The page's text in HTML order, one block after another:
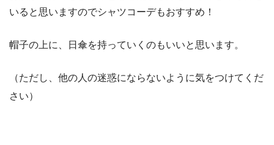
いると思いますのでシャツコーデもおすすめ！
帽子の上に、日傘を持っていくのもいいと思います。
（ただし、他の人の迷惑にならないように気をつけてくだ
さい）